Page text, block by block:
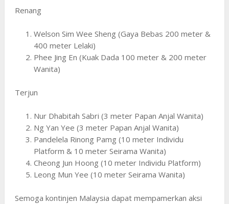
Renang
Welson Sim Wee Sheng (Gaya Bebas 200 meter &
400 meter Lelaki)
Phee Jing En (Kuak Dada 100 meter & 200 meter
Wanita)
Terjun
Nur Dhabitah Sabri (3 meter Papan Anjal Wanita)
Ng Yan Yee (3 meter Papan Anjal Wanita)
Pandelela Rinong Pamg (10 meter Individu
Platform & 10 meter Seirama Wanita)
Cheong Jun Hoong (10 meter Individu Platform)
Leong Mun Yee (10 meter Seirama Wanita)
Semoga kontinjen Malaysia dapat mempamerkan aksi